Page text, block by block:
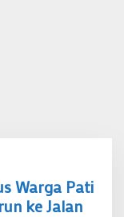
Warga Pati
ke Jalan